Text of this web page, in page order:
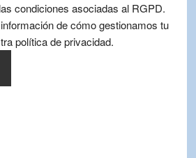
condiciones asociadas al RGPD.
de cómo gestionamos tu
política de privacidad.